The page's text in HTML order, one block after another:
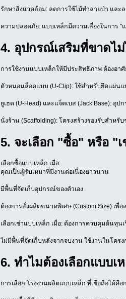
รักษาสิ่งแวดล้อม: ลดการใช้ไม้ทำลายป่า แล
ความปลอดภัย: แบบเหล็กมีความเสี่ยงในการ
4. อุปกรณ์เสริมที่ขาดไ
การใช้งานแบบเหล็กให้มีประสิทธิภาพ ต้องอ
ตัวหนอนล็อคแบบ (U-Clip): ใช้สำหรับยึดแผ่น
ยูเฮด (U-Head) และแจ็คเบส (Jack Base):
นั่งร้าน (Scaffolding): โครงสร้างรองรับสำหรั
5. จะเลือก "ซื้อ" หรือ "
เลือกซื้อแบบเหล็ก เมื่อ:
คุณเป็นผู้รับเหมาที่มีงานต่อเนื่องยาวนาน
มีพื้นที่จัดเก็บอุปกรณ์ของตัวเอง
ต้องการสั่งผลิตขนาดพิเศษ (Custom Size) เพื่
เลือกเช่าแบบเหล็ก เมื่อ: ต้องการควบคุมต้นทุน
ไม่มีพื้นที่จัดเก็บหลังจากจบงาน ใช้งานในโคร
6. ทำไมต้องเลือกแบบเ
การเลือก โรงงานผลิตแบบเหล็ก ที่เชื่อถือได้คื